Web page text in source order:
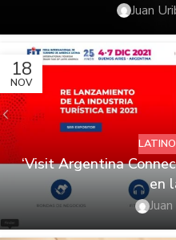
Juan
18
NOV
‘Visit Argentina
en